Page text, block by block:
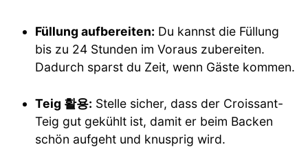
Füllung aufbereiten: Du kannst die Füllung
bis zu 24 Stunden im Voraus zubereiten.
Dadurch sparst du Zeit, wenn Gäste kommen.
Teig 활용: Stelle sicher, dass der Croissant-
Teig gut gekühlt ist, damit er beim Backen
schön aufgeht und knusprig wird.